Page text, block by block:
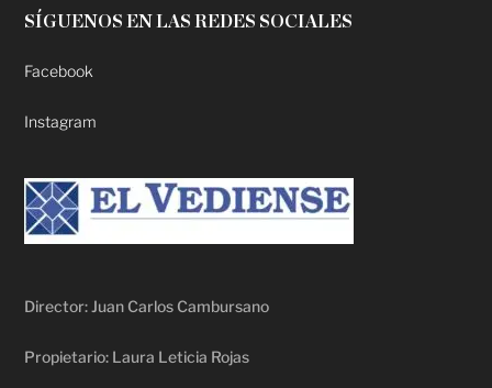
SÍGUENOS EN LAS REDES SOCIALES
Facebook
Instagram
Director: Juan Carlos Cambursano
Propietario: Laura Leticia Rojas